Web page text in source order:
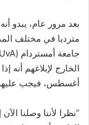
بعد مرور عام، يبدو
مترديا في مختلف
أغسطس، فيجب عليهم
“نظرا لأننا وصلنا